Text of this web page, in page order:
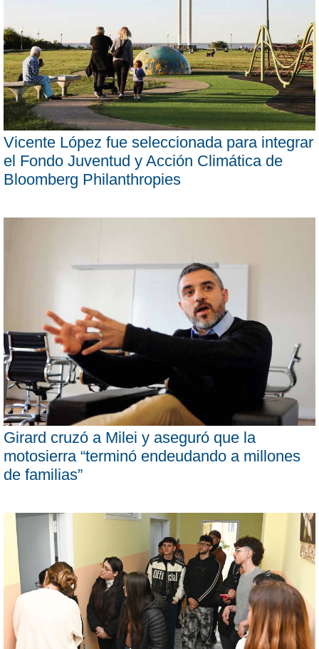
Vicente López fue seleccionada para integrar
el Fondo Juventud y Acción Climática de
Bloomberg Philanthropies
Girard cruzó a Milei y aseguró que la
motosierra “terminó endeudando a millones
de familias”